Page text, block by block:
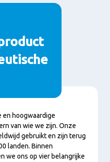
en hoogwaardige
van wie we zijn. Onze
gebruikt en zijn terug
landen. Binnen
we ons op vier belangrijke